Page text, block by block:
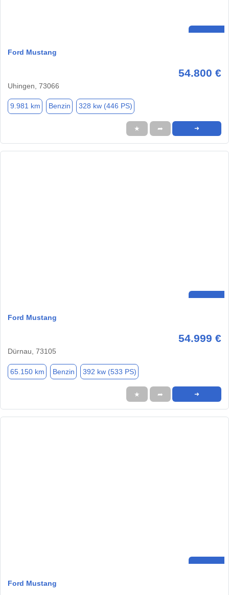
Ford Mustang
54.800 €
Uhingen, 73066
9.981 km Benzin 328 kw (446 PS)
★ ➦ ➜
Ford Mustang
54.999 €
Dürnau, 73105
65.150 km Benzin 392 kw (533 PS)
★ ➦ ➜
Ford Mustang